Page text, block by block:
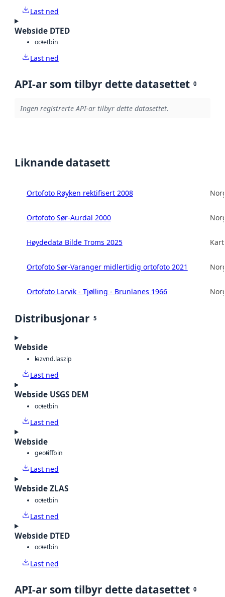
Last ned
Webside DTED
octetbin
Last ned
API-ar som tilbyr dette datasettet 0
Ingen registrerte API-ar tilbyr dette datasettet.
Liknande datasett
Ortofoto Røyken rektifisert 2008
Ortofoto Sør-Aurdal 2000
Høydedata Bilde Troms 2025
Ortofoto Sør-Varanger midlertidig ortofoto 2021
Ortofoto Larvik - Tjølling - Brunlanes 1966
Distribusjonar 5
Webside
lazvnd.laszip
Last ned
Webside USGS DEM
octetbin
Last ned
Webside
geotiffbin
Last ned
Webside ZLAS
octetbin
Last ned
Webside DTED
octetbin
Last ned
API-ar som tilbyr dette datasettet 0